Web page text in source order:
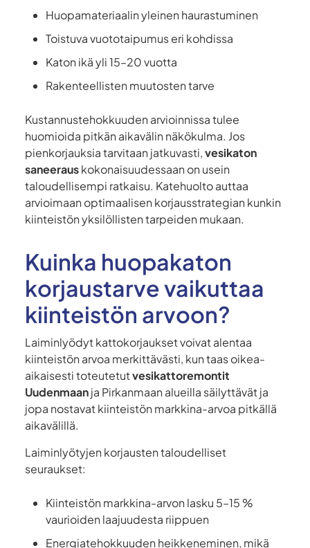
Huopamateriaalin yleinen haurastuminen
Toistuva vuototaipumus eri kohdissa
Katon ikä yli 15–20 vuotta
Rakenteellisten muutosten tarve
Kustannustehokkuuden arvioinnissa tulee
huomioida pitkän aikavälin näkökulma. Jos
pienkorjauksia tarvitaan jatkuvasti,vesikaton
saneerauskokonaisuudessaan on usein
taloudellisempi ratkaisu. Katehuolto auttaa
arvioimaan optimaalisen korjausstrategian kunkin
kiinteistön yksilöllisten tarpeiden mukaan.
Kuinka huopakaton
korjaustarve vaikuttaa
kiinteistön arvoon?
Laiminlyödyt kattokorjaukset voivat alentaa
kiinteistön arvoa merkittävästi, kun taas oikea-
aikaisesti toteutetutvesikattoremontit
Uudenmaanja Pirkanmaan alueilla säilyttävät ja
jopa nostavat kiinteistön markkina-arvoa pitkällä
aikavälillä.
Laiminlyötyjen korjausten taloudelliset
seuraukset:
Kiinteistön markkina-arvon lasku 5–15 %
vaurioiden laajuudesta riippuen
Energiatehokkuuden heikkeneminen, mikä